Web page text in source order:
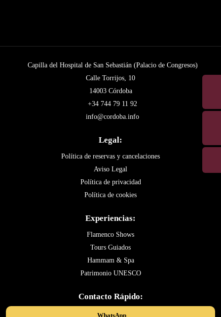
Capilla del Hospital de San Sebastián (Palacio de Congresos)
Calle Torrijos, 10
14003 Córdoba
+34 744 79 11 92
info@cordoba.info
Legal:
Política de reservas y cancelaciones
Aviso Legal
Política de privacidad
Política de cookies
Experiencias:
Flamenco Shows
Tours Guiados
Hammam & Spa
Patrimonio UNESCO
Contacto Rápido:
WhatsApp